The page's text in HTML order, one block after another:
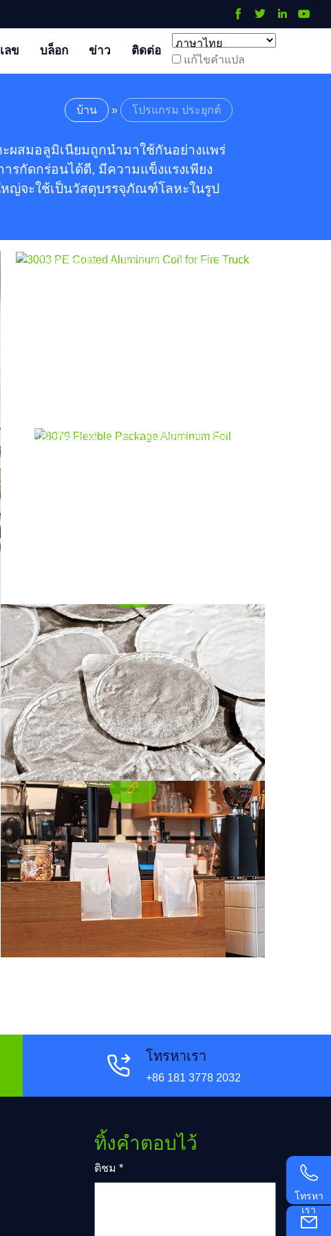
ลข บล็อก ข่าว ติดต่อ
แก้ไขคําแปล
บ้าน » โปรแกรม ประยุกต์
ผสมอลูมิเนียมถูกนำมาใช้กันอย่างแพร่
รกัดกร่อนได้ดี, มีความแข็งแรงเพียง
ญ่จะใช้เป็นวัสดุบรรจุภัณฑ์โลหะในรูป
3003 คอยล์อลูมิเนียมเคลือบ PE
สำหรับรถดับเพลิง
สำหรับตัวรถดับเพลิง, ให้ความต้านทานการ
กัดกร่อนที่ดีเยี่ยม, ความทนทานต่อสภาพ
ยืดหยุ่น
พื้นผิวที่สะอาด, และการป้องกันขนมที่เชื่อถือ
อลูมิเนียมฟอยล์เคลือบสำหรับฝาโย
เกิร์ต
เก่งกาจของ 8011 อลูมิเนียมฟอยล์ปิด
ผนึกด้วยความร้อนเพื่อบรรจุภัณฑ์ที่มี
ความยืดหยุ่นสูง
ใช้ 8011 อลูมิเนียมฟอยล์ปิดผนึกด้วยความร้อน
สำหรับบรรจุภัณฑ์ที่มีความยืดหยุ่นเพื่อปกป้อง
ผลิตภัณฑ์อาหารและยาด้วยการปิดผนึกอย่าง
แน่นหนา, ทนต่อความชื้น, และมีคุณสมบัติกั้น
สูง.
โทรหาเรา
+86 181 3778 2032
ทิ้งคำตอบไว้
ติชม *
โทรหา
เรา